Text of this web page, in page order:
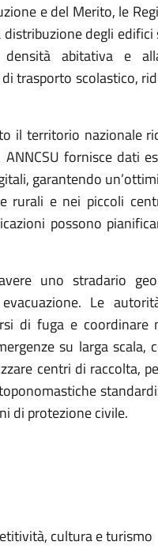
e del Merito, le
distribuzione degli edifici
abitativa e
trasporto scolastico,
il territorio nazionale
fornisce dati
garantendo
rurali e nei piccoli
possono
uno stradario
. Le
di fuga e coordinare
su larga scala,
centri di raccolta,
di protezione civile.
cultura e turismo